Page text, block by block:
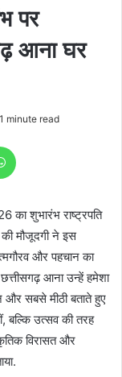
पर
आना घर
1 minute read
का शुभारंभ राष्ट्रपति
की मौजूदगी ने इस
और पहचान का
आना उन्हें हमेशा
और सबसे मीठी बताते हुए
बल्कि उत्सव की तरह
विरासत और